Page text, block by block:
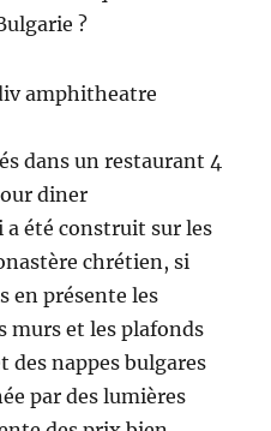
?
dans un restaurant 4
diner
été construit sur les
chrétien, si
en présente les
murs et les plafonds
des nappes bulgares
par des lumières